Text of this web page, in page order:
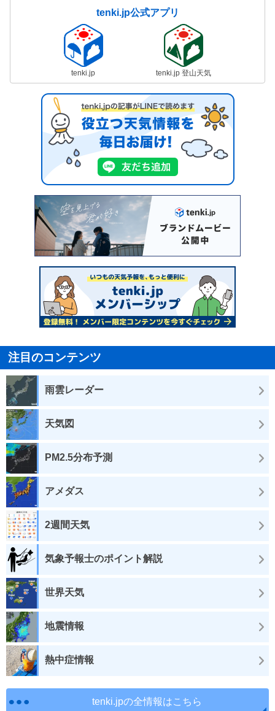
tenki.jp公式アプリ
tenki.jp tenki.jp 登山天気
注目のコンテンツ
雨雲レーダー
天気図
PM2.5分布予測
アメダス
2週間天気
気象予報士のポイント解説
世界天気
地震情報
熱中症情報
tenki.jpの全情報はこちら